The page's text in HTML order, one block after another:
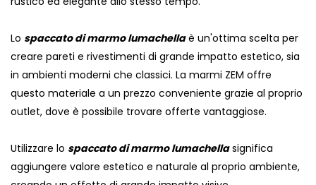
Lo spaccato di marmo lumachellaè un'ottima scelta per
creare pareti e rivestimenti di grande impatto estetico, sia
in ambienti moderni che classici. La marmi ZEM offre
questo materiale a un prezzo conveniente grazie al proprio
outlet, dove è possibile trovare offerte vantaggiose.
Utilizzare lo spaccato di marmo lumachellasignifica
aggiungere valore estetico e naturale al proprio ambiente,